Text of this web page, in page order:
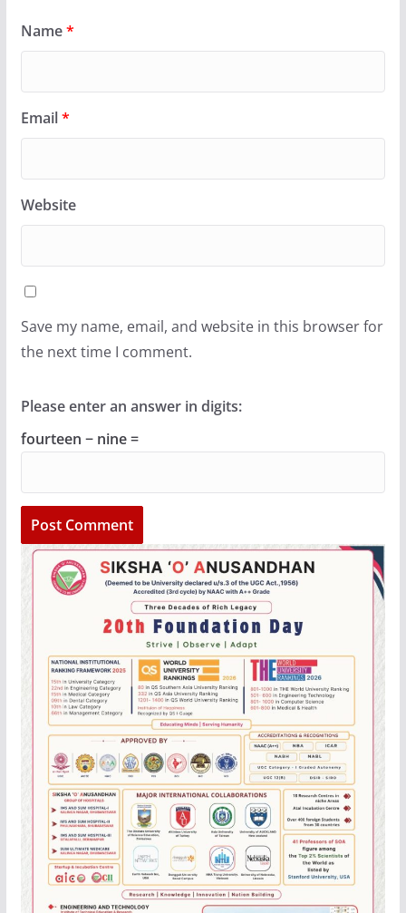
Name*
Email*
Website
Save my name, email, and website in this browser for
the next time I comment.
Please enter an answer in digits:
fourteen − nine =